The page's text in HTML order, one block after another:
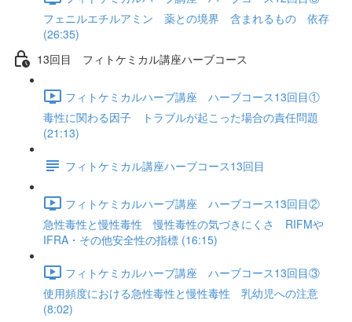
フェニルエチルアミン 薬との境界 含まれるもの 依存
(26:35)
13回目 フィトケミカル講座ハーブコース
フィトケミカルハーブ講座 ハーブコース13回目①
毒性に関わる因子 トラブルが起こった場合の責任問題
(21:13)
フィトケミカル講座ハーブコース13回目
フィトケミカルハーブ講座 ハーブコース13回目②
急性毒性と慢性毒性 慢性毒性の気づきにくさ RIFMや
IFRA・その他安全性の指標 (16:15)
フィトケミカルハーブ講座 ハーブコース13回目③
使用頻度における急性毒性と慢性毒性 乳幼児への注意
(8:02)